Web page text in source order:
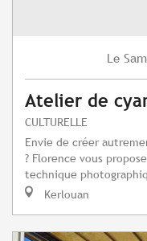
Le
Atelier de
CULTURELLE
Envie de créer
? Florence vous
technique
Kerlouan